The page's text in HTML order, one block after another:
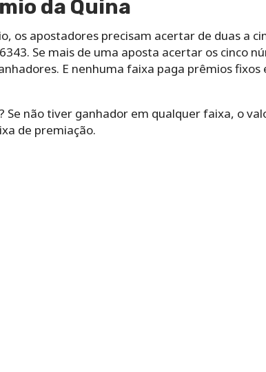
da Quina
os apostadores precisam acertar de duas a
Se mais de uma aposta acertar os cinco
E nenhuma faixa paga prêmios fixos
Se não tiver ganhador em qualquer faixa, o
de premiação.